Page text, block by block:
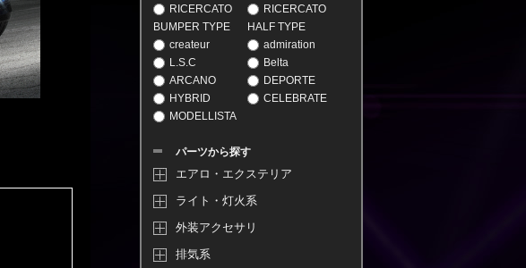
RICERCATO
BUMPER TYPE
RICERCATO
HALF TYPE
createur
admiration
L.S.C
Belta
ARCANO
DEPORTE
HYBRID
CELEBRATE
MODELLISTA
パーツから探す
エアロ・エクステリア
ライト・灯火系
外装アクセサリ
排気系